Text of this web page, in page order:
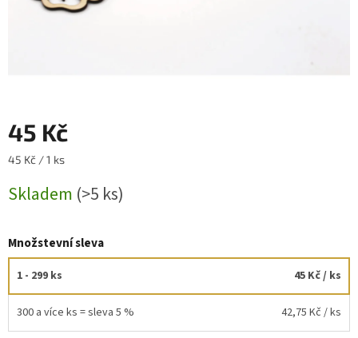
45 Kč
Měrná
45 Kč / 1 ks
Skladem (>5 ks)
Množstevní sleva
1 - 299 ks 45 Kč/ ks
300 a více ks = sleva 5 % 42,75 Kč / ks